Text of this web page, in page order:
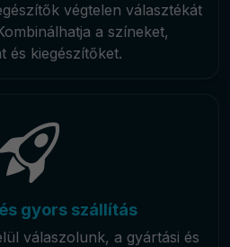
végtelen választékát
a színeket,
és kiegészítőket.
gyors szállítás
válaszolunk, a gyártási és